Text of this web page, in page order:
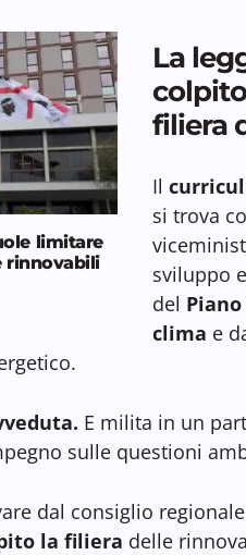
limitare
rinnovabili
La
filiera
Il
si trova
sviluppo
del
clima e
E milita in un
sulle questioni
dal consiglio
la filiera delle